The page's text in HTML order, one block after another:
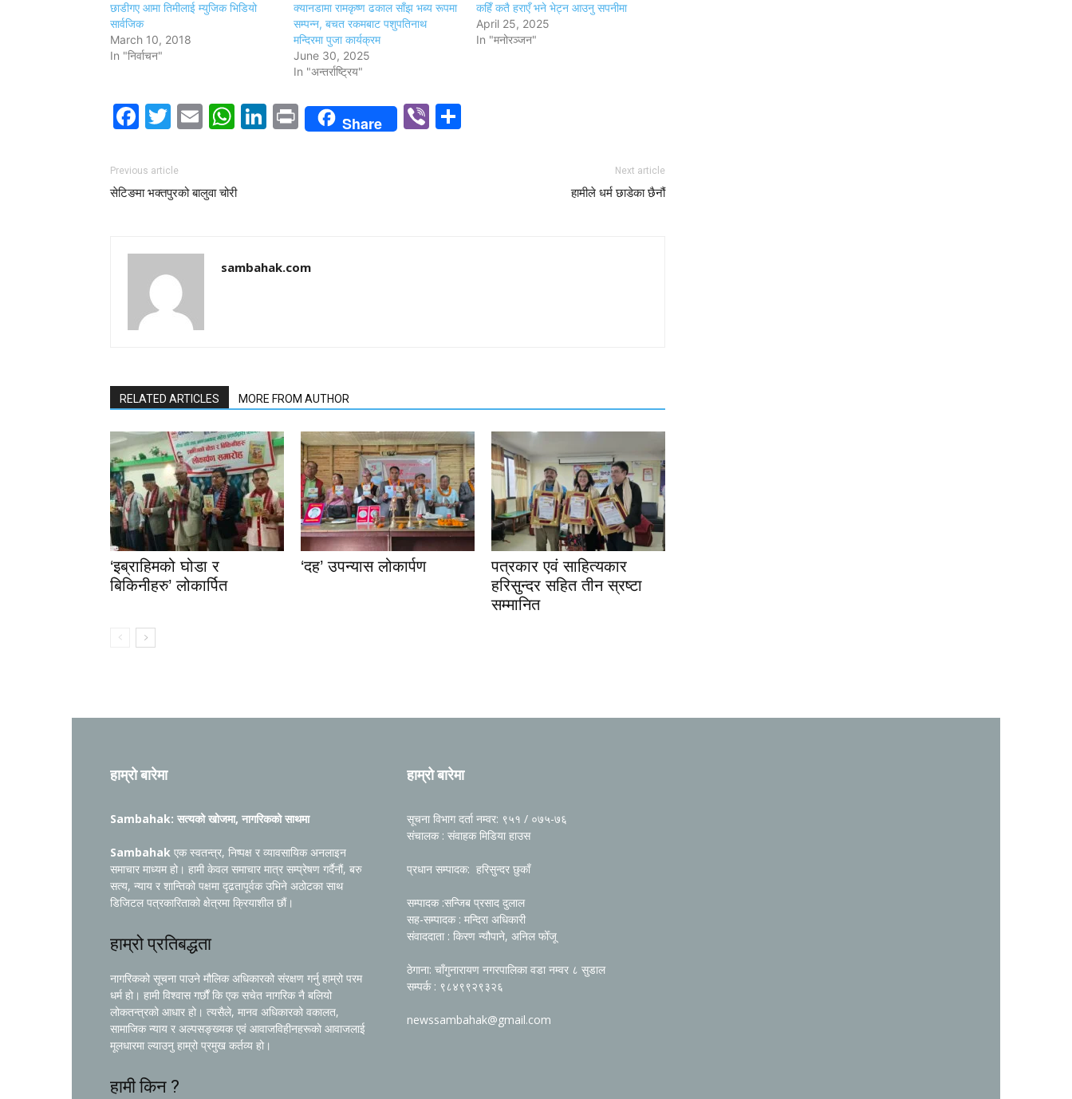
छाडीगए आमा तिमीलाई म्युजिक भिडियो
सार्वजिक
March 10, 2018
In "निर्वाचन"
क्यानडामा रामकृष्ण ढकाल साँझ भब्य रूपमा
सम्पन्न, बचत रकमबाट पशुपतिनाथ
मन्दिरमा पुजा कार्यक्रम
June 30, 2025
In "अन्तर्राष्ट्रिय"
कहिँ कतै हराएँ भने भेट्न आउनु सपनीमा
April 25, 2025
In "मनोरञ्जन"
Facebook
Twitter
EmailWhatsApp
LinkedIn
PrintShare Viber
Previous article
सेटिङमा भक्तपुरको बालुवा चोरी
Next article
हामीले धर्म छाडेका छैनौं
sambahak.com
RELATED ARTICLES MORE FROM AUTHOR
‘इब्राहिमको घोडा र
बिकिनीहरु’ लोकार्पित
‘दह’ उपन्यास लोकार्पण
पत्रकार एवं साहित्यकार
हरिसुन्दर सहित तीन स्रष्टा
सम्मानित
हाम्रो बारेमा
Sambahak: सत्यको खोजमा, नागरिकको साथमा
Sambahak एक स्वतन्त्र, निष्पक्ष र व्यावसायिक अनलाइन
समाचार माध्यम हो। हामी केवल समाचार मात्र सम्प्रेषण गर्दैनौं, बरु
सत्य, न्याय र शान्तिको पक्षमा दृढतापूर्वक उभिने अठोटका साथ
डिजिटल पत्रकारिताको क्षेत्रमा क्रियाशील छौं।
हाम्रो प्रतिबद्धता
नागरिकको सूचना पाउने मौलिक अधिकारको संरक्षण गर्नु हाम्रो परम
धर्म हो। हामी विश्वास गर्छौं कि एक सचेत नागरिक नै बलियो
लोकतन्त्रको आधार हो। त्यसैले, मानव अधिकारको वकालत,
सामाजिक न्याय र अल्पसङ्ख्यक एवं आवाजविहीनहरूको आवाजलाई
मूलधारमा ल्याउनु हाम्रो प्रमुख कर्तव्य हो।
हामी किन ?
हाम्रो बारेमा
सूचना विभाग दर्ता नम्वर: ९५१ / ०७५-७६
संचालक : संवाहक मिडिया हाउस
प्रधान सम्पादक: हरिसुन्दर छुकाँ
सम्पादक :सन्जिब प्रसाद दुलाल
सह-सम्पादक : मन्दिरा अधिकारी
संवाददाता : किरण न्यौपाने, अनिल फोँजू
ठेगाना: चाँगुनारायण नगरपालिका वडा नम्वर ८ सुडाल
सम्पर्क : ९८४९९२९३२६
newssambahak@gmail.com